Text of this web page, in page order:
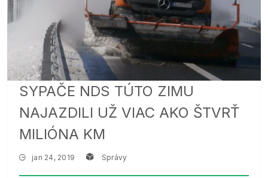
SYPAČE NDS TÚTO ZIMU
NAJAZDILI UŽ VIAC AKO ŠTVRŤ
MILIÓNA KM
jan 24, 2019 Správy